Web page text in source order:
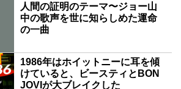
人間の証明のテーマ〜ジョー山
中の歌声を世に知らしめた運命
の一曲
1986年はホイットニーに耳を傾
けていると、ビースティとBON
JOVIが大ブレイクした